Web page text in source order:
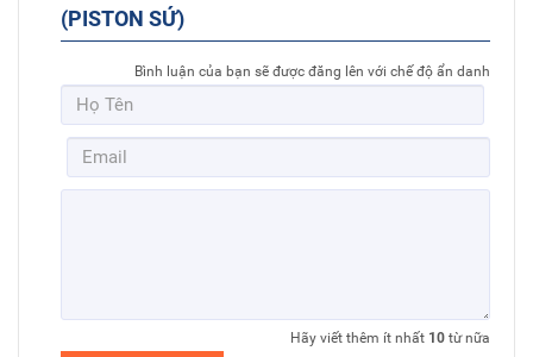
(PISTON SỨ)
Bình luận của bạn sẽ được đăng lên với chế độ ẩn danh
Hãy viết thêm ít nhất 10 từ nữa